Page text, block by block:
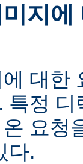
지
대한
특정
요청
다.